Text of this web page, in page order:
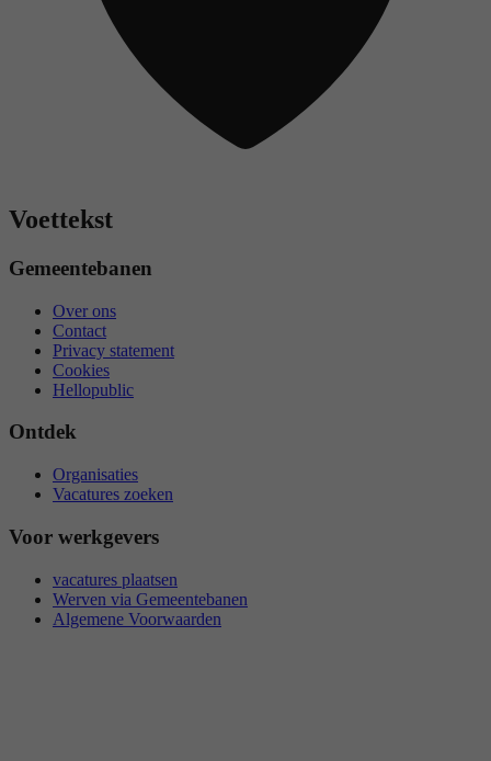
Voettekst
Gemeentebanen
Over ons
Contact
Privacy statement
Cookies
Hellopublic
Ontdek
Organisaties
Vacatures zoeken
Voor werkgevers
vacatures plaatsen
Werven via Gemeentebanen
Algemene Voorwaarden